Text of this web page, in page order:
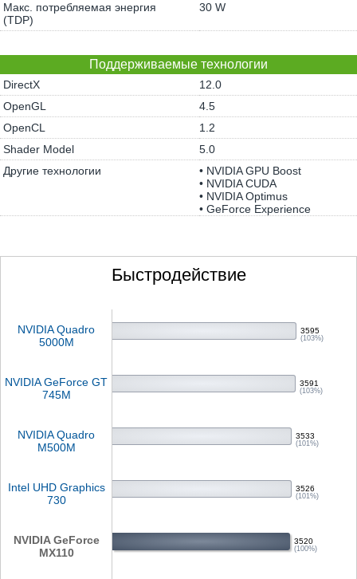
Макс. потребляемая энергия
(TDP)
30 W
Поддерживаемые технологии
DirectX
12.0
OpenGL
4.5
OpenCL
1.2
Shader Model
5.0
Другие технологии
• NVIDIA GPU Boost
• NVIDIA CUDA
• NVIDIA Optimus
• GeForce Experience
Быстродействие
NVIDIA Quadro
5000M
3595
(103%)
NVIDIA GeForce GT
745M
3591
(103%)
NVIDIA Quadro
M500M
3533
(101%)
Intel UHD Graphics
730
3526
(101%)
NVIDIA GeForce
MX110
3520
(100%)